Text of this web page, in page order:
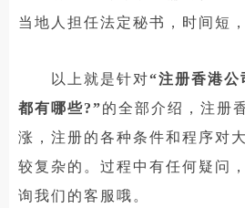
当地人担任法定秘书，时间短
以上就是针对“注册香港公
都有哪些?”的全部介绍，注册
涨，注册的各种条件和程序对
较复杂的。过程中有任何疑问
询我们的客服哦。